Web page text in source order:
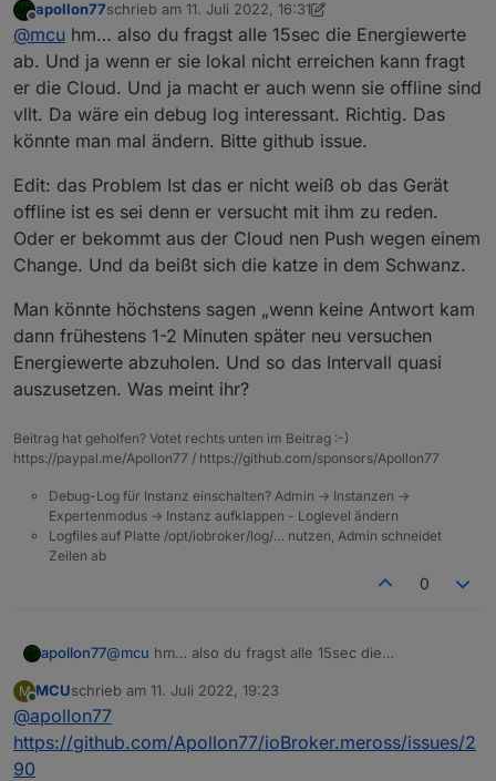
die Meldungen, aber im Abstand von ca 90 Sekunden?:
(Nr abgeschnitten)
meross.0
2022-07-11 15:29:30.199	warn	Can not get
meross.0
2022-07-11 15:29:30.198	info	Can not get
meross.0
meross.0
meross.0
meross.0
Offline
apollon77schrieb am 11. Juli 2022, 16:31
zuletzt editiert von apollon77 7. Nov. 2022, 18:35
@mcu hm… also du fragst alle 15sec die Energiewerte
ab. Und ja wenn er sie lokal nicht erreichen kann fragt
er die Cloud. Und ja macht er auch wenn sie offline sind
vllt. Da wäre ein debug log interessant. Richtig. Das
könnte man mal ändern. Bitte github issue.
Edit: das Problem Ist das er nicht weiß ob das Gerät
offline ist es sei denn er versucht mit ihm zu reden.
Oder er bekommt aus der Cloud nen Push wegen einem
Change. Und da beißt sich die katze in dem Schwanz.
Man könnte höchstens sagen „wenn keine Antwort kam
dann frühestens 1-2 Minuten später neu versuchen
Energiewerte abzuholen. Und so das Intervall quasi
auszusetzen. Was meint ihr?
Beitrag hat geholfen? Votet rechts unten im Beitrag :-)
https://paypal.me/Apollon77 / https://github.com/sponsors/Apollon77
Debug-Log für Instanz einschalten? Admin -> Instanzen ->
Expertenmodus -> Instanz aufklappen - Loglevel ändern
Logfiles auf Platte /opt/iobroker/log/… nutzen, Admin schneidet
Zeilen ab
0
apollon77@mcu hm… also du fragst alle 15sec die
erreichen kann fragt er die Cloud. Und ja macht er
auch wenn sie offline sind vllt. Da wäre ein debug
log interessant. Richtig. Das könnte man mal ändern.
Bitte github issue.
Edit: das Problem Ist das er nicht weiß ob das Gerät
offline ist es sei denn er versucht mit ihm zu reden.
Oder er bekommt aus der Cloud nen Push wegen
einem Change. Und da beißt sich die katze in dem
Man könnte höchstens sagen „wenn keine Antwort
kam dann frühestens 1-2 Minuten später neu
M
Online
MCUschrieb am 11. Juli 2022, 19:23
zuletzt editiert von
@apollon77
https://github.com/Apollon77/ioBroker.meross/issues/2
90